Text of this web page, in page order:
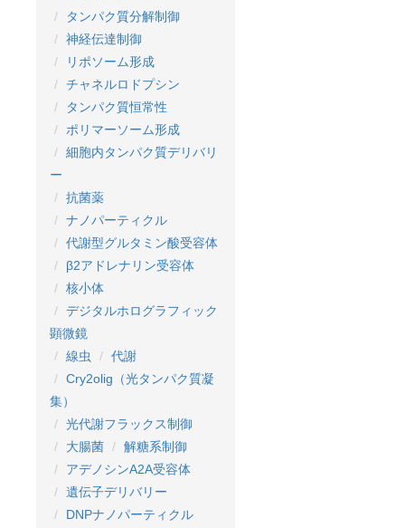
タンパク質分解制御
神経伝達制御
リポソーム形成
チャネルロドプシン
タンパク質恒常性
ポリマーソーム形成
細胞内タンパク質デリバリ
ー
抗菌薬
ナノパーティクル
代謝型グルタミン酸受容体
β2アドレナリン受容体
核小体
デジタルホログラフィック
顕微鏡
線虫
代謝
Cry2olig（光タンパク質凝
集）
光代謝フラックス制御
大腸菌
解糖系制御
アデノシンA2A受容体
遺伝子デリバリー
DNPナノパーティクル